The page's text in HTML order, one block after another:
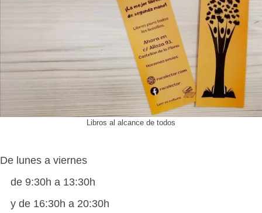
Libros al alcance de todos
De lunes a viernes
de 9:30h a 13:30h
y de 16:30h a 20:30h